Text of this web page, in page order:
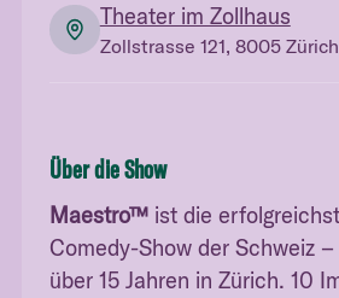
Theater im Zollhaus
Zollstrasse 121, 8005 Zürich
Über die Show
Maestro™ ist die
Comedy-Show der Schweiz
über 15 Jahren in Zürich. 10